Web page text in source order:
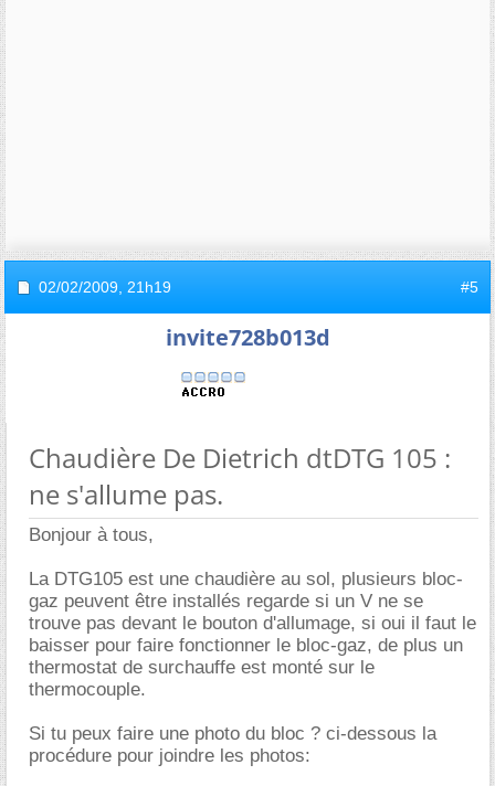
02/02/2009, 21h19 #5
invite728b013d
Chaudière De Dietrich dtDTG 105 :
ne s'allume pas.
Bonjour à tous,
La DTG105 est une chaudière au sol, plusieurs bloc-
gaz peuvent être installés regarde si un V ne se
trouve pas devant le bouton d'allumage, si oui il faut le
baisser pour faire fonctionner le bloc-gaz, de plus un
thermostat de surchauffe est monté sur le
thermocouple.
Si tu peux faire une photo du bloc ? ci-dessous la
procédure pour joindre les photos: